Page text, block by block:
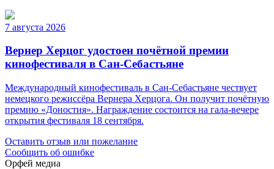
7 августа 2026
Вернер Херцог удостоен почётной премии
кинофестиваля в Сан-Себастьяне
Международный кинофестиваль в Сан-Себастьяне чествует
немецкого режиссёра Вернера Херцога. Он получит почётную
премию «Доностия». Награждение состоится на гала-вечере
открытия фестиваля 18 сентября.
Оставить отзыв или пожелание
Сообщить об ошибке
Орфей медиа